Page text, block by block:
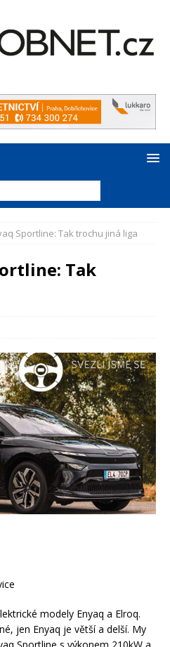
Sportline: Tak trochu jiná liga
Tak
modely Enyaq a Elroq.
jen Enyaq je větší a delší. My